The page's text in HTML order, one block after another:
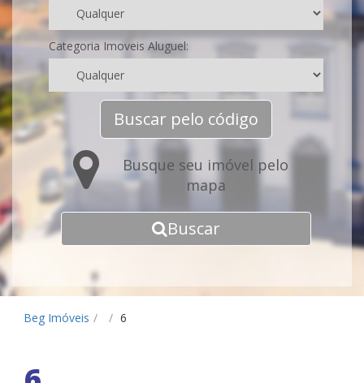
Categoria Imoveis Aluguel:
Buscar pelo código
Busque seu imóvel pelo
mapa
Buscar
Beg Imóveis / / 6